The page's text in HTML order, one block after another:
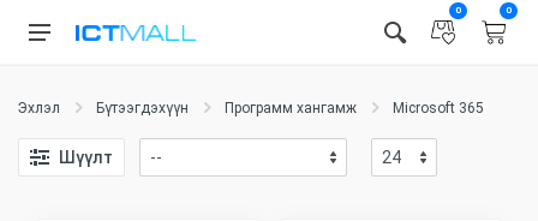
0 0
Эхлэл Бүтээгдэхүүн Программ хангамж Microsoft 365
Шүүлт